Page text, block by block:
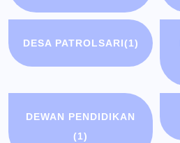
DESA PATROLSARI(1)
DEWAN PENDIDIKAN
(1)